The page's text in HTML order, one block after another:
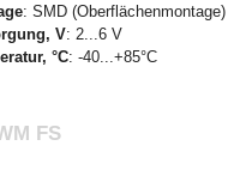
: SMD (Oberflächenmontage)
V: 2...6 V
°C: -40...+85°C
FS